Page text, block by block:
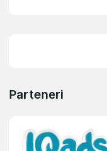
Parteneri